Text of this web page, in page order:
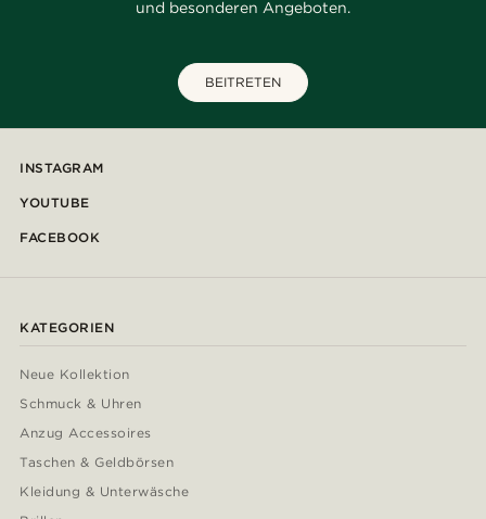
und besonderen Angeboten.
BEITRETEN
INSTAGRAM
YOUTUBE
FACEBOOK
KATEGORIEN
Neue Kollektion
Schmuck & Uhren
Anzug Accessoires
Taschen & Geldbörsen
Kleidung & Unterwäsche